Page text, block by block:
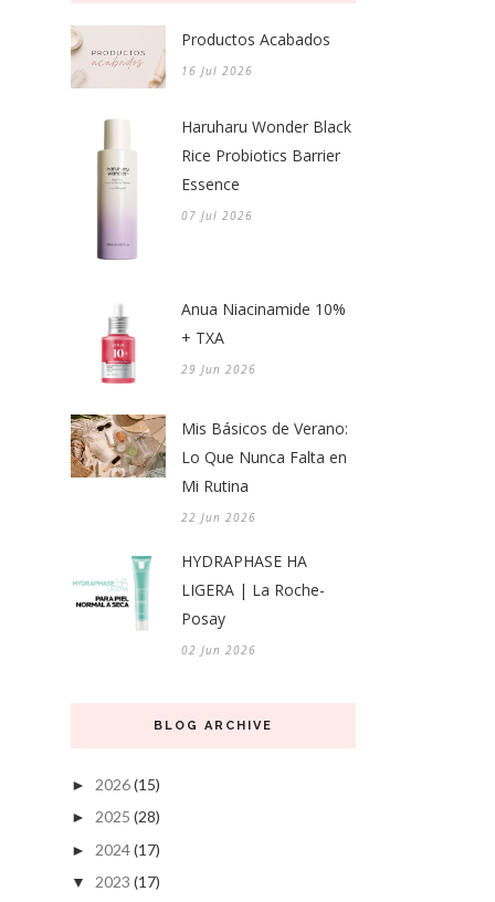
Productos Acabados
16 Jul 2026
Haruharu Wonder Black
Rice Probiotics Barrier
Essence
07 Jul 2026
Anua Niacinamide 10%
+ TXA
29 Jun 2026
Mis Básicos de Verano:
Lo Que Nunca Falta en
Mi Rutina
22 Jun 2026
HYDRAPHASE HA
LIGERA | La Roche-
Posay
02 Jun 2026
BLOG ARCHIVE
► 2026(15)
► 2025 (28)
► 2024(17)
▼ 2023 (17)